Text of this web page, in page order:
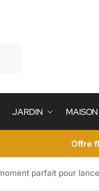
JARDIN MAISON
Offre
parfait pour